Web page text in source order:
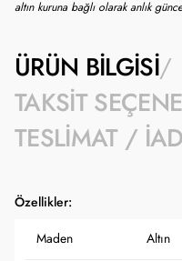
altın kuruna bağlı olarak anlık
ÜRÜN BILGISI
TAKSIT
TESLIMAT /
Özellikler:
Maden Altın